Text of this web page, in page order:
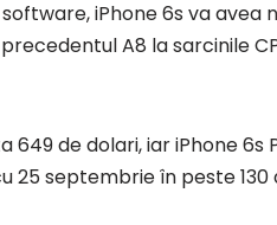
iPhone 6s va avea
A8 la sarcinile
649 de dolari, iar iPhone
25 septembrie în peste 130